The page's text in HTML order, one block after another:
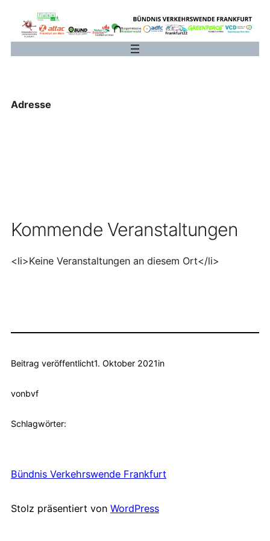
Inhalt
springen
Adresse
Kommende Veranstaltungen
<li>Keine Veranstaltungen an diesem Ort</li>
Beitrag veröffentlicht1. Oktober 2021in
vonbvf
Schlagwörter:
Bündnis Verkehrswende Frankfurt
Stolz präsentiert von WordPress